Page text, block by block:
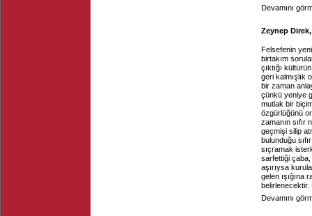
Devamını
Zeynep
Felsefenin
birtakım
çıktığı
geri kalmışlık
bir zaman
çünkü yeniye
mutlak bir
özgürlüğünü
zamanın
geçmişi silip
bulunduğu
sıçramak
sarfettiği
aşırıysa
gelen ışığına
Devamını